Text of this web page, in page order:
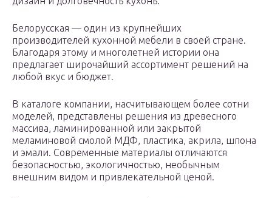
Белорусская — один из крупнейших
производителей кухонной мебели в своей стране.
Благодаря этому и многолетней истории она
предлагает широчайший ассортимент решений на
любой вкус и бюджет.
В каталоге компании, насчитывающем более сотни
моделей, представлены решения из древесного
массива, ламинированной или закрытой
меламиновой смолой МДФ, пластика, акрила, шпона
и эмали. Современные материалы отличаются
безопасностью, экологичностью, необычным
внешним видом и привлекательной ценой.